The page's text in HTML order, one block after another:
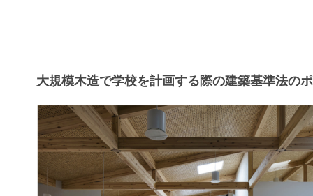
大規模木造で学校を計画する際の建築基準法の